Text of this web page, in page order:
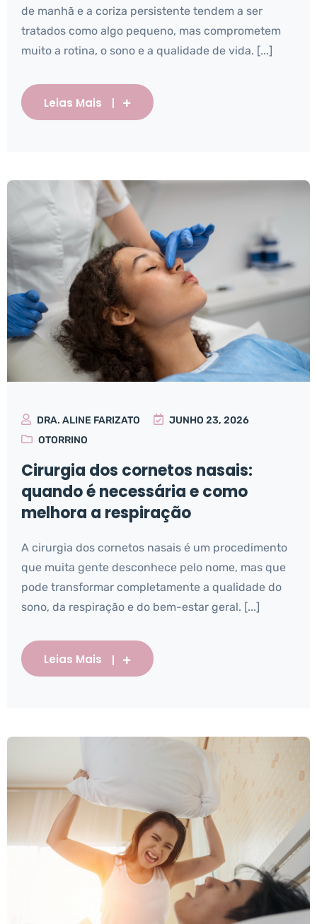
de manhã e a coriza persistente tendem a ser
tratados como algo pequeno, mas comprometem
muito a rotina, o sono e a qualidade de vida. [...]
Leias Mais
DRA. ALINE FARIZATO
JUNHO 23, 2026
OTORRINO
Cirurgia dos cornetos nasais:
quando é necessária e como
melhora a respiração
A cirurgia dos cornetos nasais é um procedimento
que muita gente desconhece pelo nome, mas que
pode transformar completamente a qualidade do
sono, da respiração e do bem-estar geral. [...]
Leias Mais